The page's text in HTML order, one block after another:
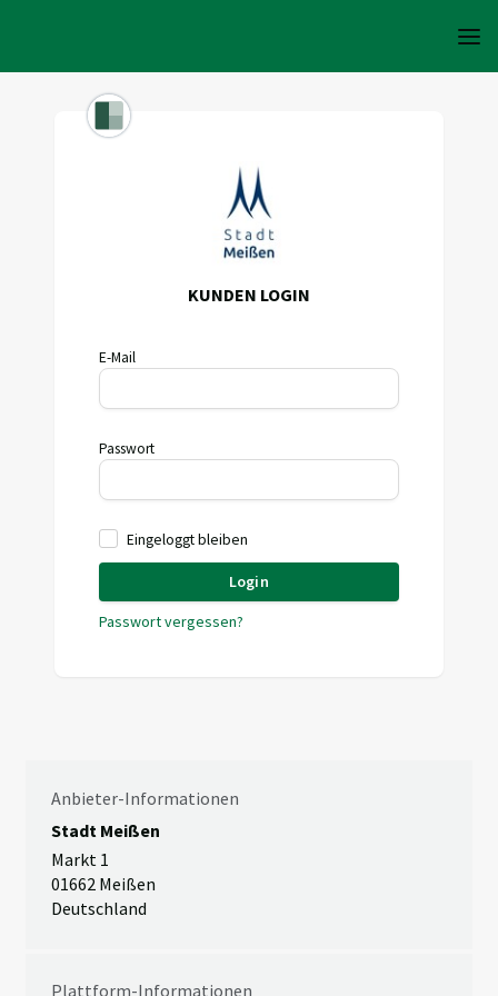
KUNDEN LOGIN
E-Mail
Passwort
Eingeloggt bleiben
Login
Passwort vergessen?
Anbieter-Informationen
Stadt Meißen
Markt 1
01662 Meißen
Deutschland
Plattform-Informationen